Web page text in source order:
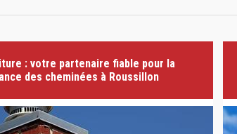
: votre partenaire fiable pour la
des cheminées à Roussillon